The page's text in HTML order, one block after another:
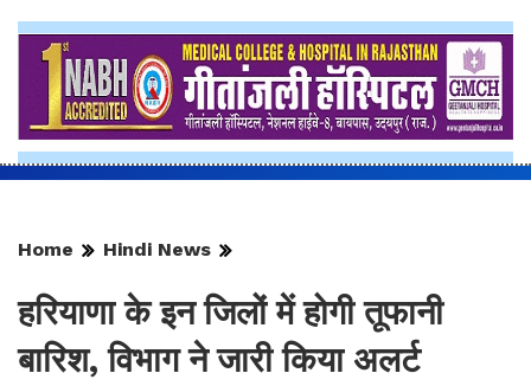
Home Hindi News
हरियाणा के इन जिलों में होगी तूफानी
बारिश, विभाग ने जारी किया अलर्ट